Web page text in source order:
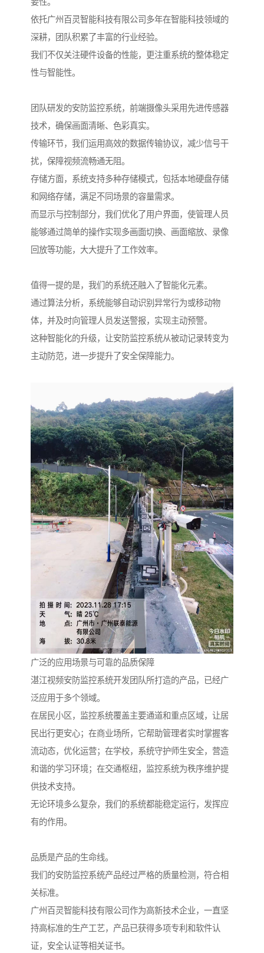
要性。
依托广州百灵智能科技有限公司多年在智能科技领域的
深耕，团队积累了丰富的行业经验。
我们不仅关注硬件设备的性能，更注重系统的整体稳定
性与智能性。
团队研发的安防监控系统，前端摄像头采用先进传感器
技术，确保画面清晰、色彩真实。
传输环节，我们运用高效的数据传输协议，减少信号干
扰，保障视频流畅通无阻。
存储方面，系统支持多种存储模式，包括本地硬盘存储
和网络存储，满足不同场景的容量需求。
而显示与控制部分，我们优化了用户界面，使管理人员
能够通过简单的操作实现多画面切换、画面缩放、录像
回放等功能，大大提升了工作效率。
值得一提的是，我们的系统还融入了智能化元素。
通过算法分析，系统能够自动识别异常行为或移动物
体，并及时向管理人员发送警报，实现主动预警。
这种智能化的升级，让安防监控系统从被动记录转变为
主动防范，进一步提升了安全保障能力。
广泛的应用场景与可靠的品质保障
湛江视频安防监控系统开发团队所打造的产品，已经广
泛应用于多个领域。
在居民小区，监控系统覆盖主要通道和重点区域，让居
民出行更安心；在商业场所，它帮助管理者实时掌握客
流动态，优化运营；在学校，系统守护师生安全，营造
和谐的学习环境；在交通枢纽，监控系统为秩序维护提
供技术支持。
无论环境多么复杂，我们的系统都能稳定运行，发挥应
有的作用。
品质是产品的生命线。
我们的安防监控系统产品经过严格的质量检测，符合相
关标准。
广州百灵智能科技有限公司作为高新技术企业，一直坚
持高标准的生产工艺，产品已获得多项专利和软件认
证，安全认证等相关证书。